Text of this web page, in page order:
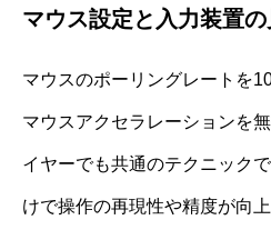
マウス設定と入力装置の
マウスのポーリングレートを
マウスアクセラレーションを
イヤーでも共通のテクニック
けで操作の再現性や精度が向上